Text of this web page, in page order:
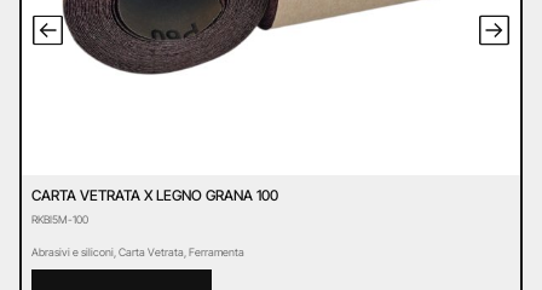
CARTA VETRATA X LEGNO GRANA 100
RKBI5M-100
Abrasivi e siliconi Carta Vetrata Ferramenta